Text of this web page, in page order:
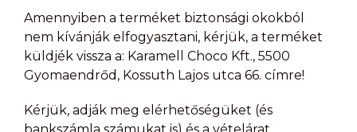
Kókuszos étcsoki szelet
Konyakmeggyes
trüffelkrémes
szaloncukor
Amennyiben a terméket biztonsági okokból
nem kívánják elfogyasztani, kérjük, a terméket
küldjék vissza a: Karamell Choco Kft., 5500
Gyomaendrőd, Kossuth Lajos utca 66. címre!
Kérjük, adják meg elérhetőségüket (és